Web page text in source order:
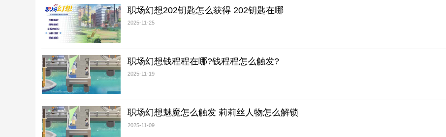
职场幻想202钥匙怎么获得 202钥匙在哪
2025-11-25
职场幻想钱程程在哪?钱程程怎么触发?
2025-11-19
职场幻想魅魔怎么触发 莉莉丝人物怎么解锁
2025-11-09